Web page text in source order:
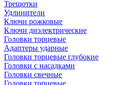
Трещотки
Удлинители
Ключи рожковые
Ключи диэлектрические
Головки торцевые
Адаптеры ударные
Головки торцевые глубокие
Головки с насадками
Головки свечные
Головки торцевые